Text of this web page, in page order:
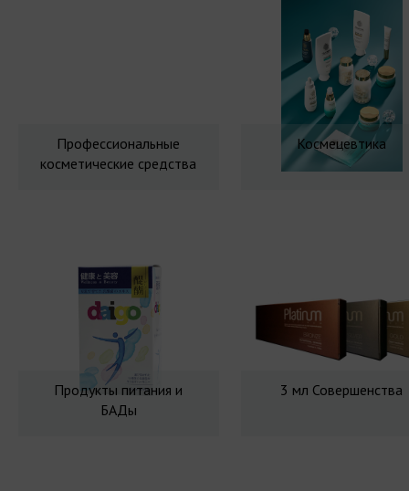
Профессиональные
косметические средства
Космецевтика
Продукты питания и
БАДы
3 мл Совершенства